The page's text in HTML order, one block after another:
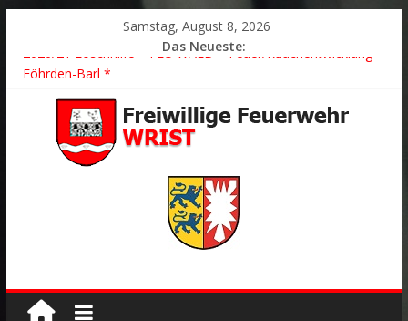
Samstag, August 8, 2026
Das Neueste:
2026/21 Löschhilfe * FEU WALD * Feuer/Rauchentwicklung *
2026/24 * TH G Y * PKW überschlagen *
2026/23 TH K Y * Person in festsitzendem Aufzug *
2026/22 TH Y * VU * 1 Person klemmt * Hingstheide
Der schönste Einsatz des Jahres 2026